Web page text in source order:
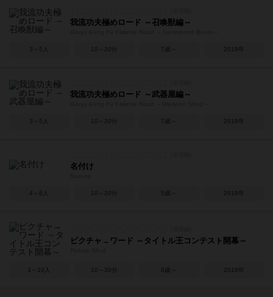
我流功夫極めロード ～召喚獣編～
3～5人 10～20分 7歳～ 2019年
我流功夫極めロード ～武器屋編～
3～5人 10～20分 7歳～ 2019年
名付け
4～8人 10～20分 5歳～ 2019年
ピクチャ→ワード ～タイトル王コンテスト開幕～
3～10人 10～30分 8歳～ 2019年